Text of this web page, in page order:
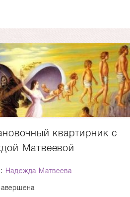
квартирник с
Матвеевой
Надежда Матвеева